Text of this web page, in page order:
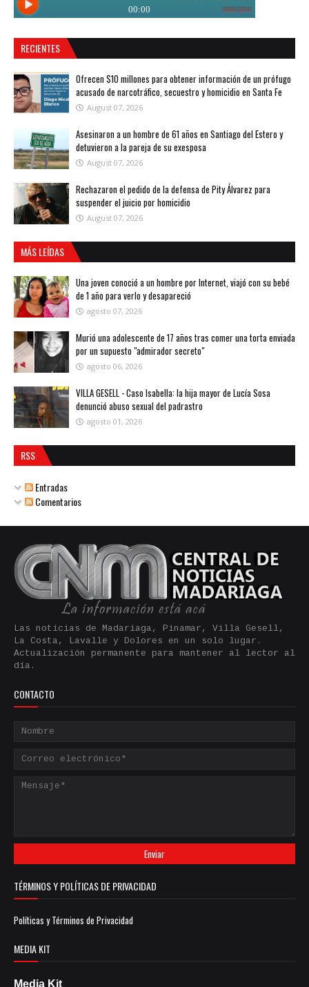
RECIENTES
Ofrecen $10 millones para obtener información de un prófugo
acusado de narcotráfico, secuestro y homicidio en Santa Fe
August 07, 2026
Asesinaron a un hombre de 61 años en Santiago del Estero y
detuvieron a la pareja de su exesposa
August 07, 2026
Rechazaron el pedido de la defensa de Pity Álvarez para
suspender el juicio por homicidio
August 07, 2026
MÁS LEÍDAS
Una joven conoció a un hombre por Internet, viajó con su bebé
de 1 año para verlo y desapareció
agosto 07, 2026
Murió una adolescente de 17 años tras comer una torta enviada
por un supuesto "admirador secreto"
agosto 06, 2026
VILLA GESELL - Caso Isabella: la hija mayor de Lucía Sosa
denunció abuso sexual del padrastro
agosto 01, 2026
RSS
Entradas
Comentarios
Las noticias de Madariaga, Pinamar, Villa Gesell,
La Costa, Lavalle y Dolores en un solo lugar.
Actualización permanente para mantener al lector al
día.
CONTACTO
TÉRMINOS Y POLÍTICAS DE PRIVACIDAD
Políticas y Términos de Privacidad
MEDIA KIT
Media Kit